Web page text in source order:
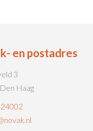
en postadres
3
Haag